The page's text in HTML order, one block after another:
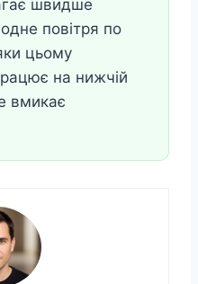
швидше
повітря по
цьому
на нижчій
вмикає